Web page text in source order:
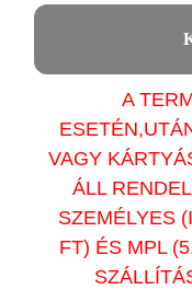
A
VAGY
ÁLL
SZEMÉLYES
FT) ÉS MPL